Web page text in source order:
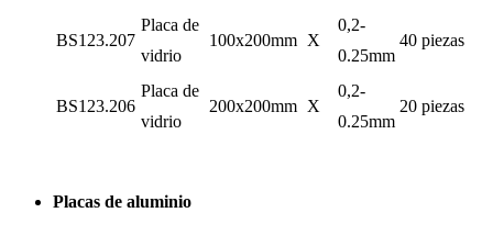
BS123.207
Placa de
vidrio
100x200mm X
0,2-
0.25mm
40 piezas
BS123.206
Placa de
vidrio
200x200mm X
0,2-
0.25mm
20 piezas
Placas de aluminio